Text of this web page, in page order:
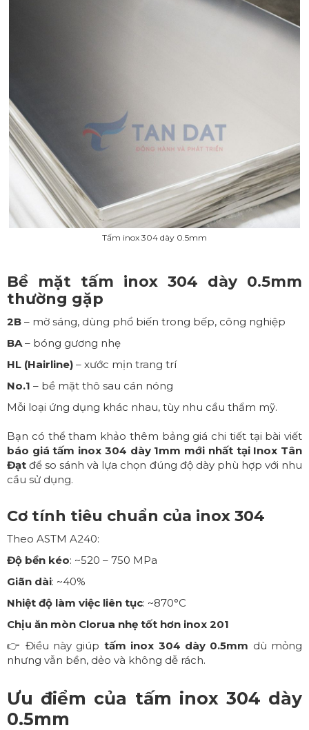
Tấm inox 304 dày 0.5mm
Bề mặt tấm inox 304 dày 0.5mm
thường gặp
2B – mờ sáng, dùng phổ biến trong bếp, công nghiệp
BA – bóng gương nhẹ
HL (Hairline) – xước mịn trang trí
No.1 – bề mặt thô sau cán nóng
Mỗi loại ứng dụng khác nhau, tùy nhu cầu thẩm mỹ.
Bạn có thể tham khảo thêm bảng giá chi tiết tại bài viết
báo giá tấm inox 304 dày 1mm mới nhất tại Inox Tân
Đạt để so sánh và lựa chọn đúng độ dày phù hợp với nhu
cầu sử dụng.
Cơ tính tiêu chuẩn của inox 304
Theo ASTM A240:
Độ bền kéo: ~520 – 750 MPa
Giãn dài: ~40%
Nhiệt độ làm việc liên tục: ~870°C
Chịu ăn mòn Clorua nhẹ tốt hơn inox 201
👉 Điều này giúp tấm inox 304 dày 0.5mm dù mỏng
nhưng vẫn bền, dẻo và không dễ rách.
Ưu điểm của tấm inox 304 dày
0.5mm